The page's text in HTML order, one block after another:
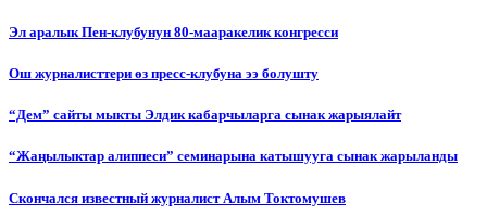
Эл аралык Пен-клубунун 80-мааракелик конгресси
Ош журналисттери өз пресс-клубуна ээ болушту
“Дем” сайты мыкты Элдик кабарчыларга сынак жарыялайт
“Жаңылыктар алиппеси” семинарына катышууга сынак жарыланды
Cкончался известный журналист Алым Токтомушев